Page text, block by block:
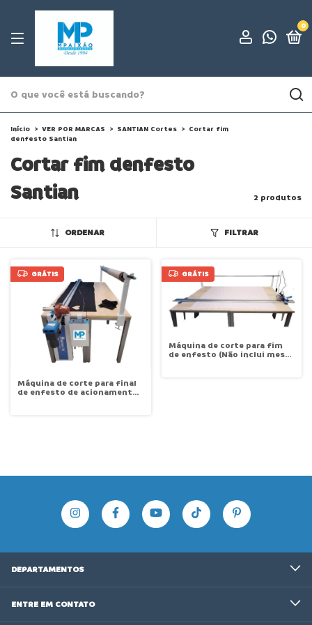
0
Início > VER POR MARCAS > SANTIAN Cortes > Cortar fim
denfesto Santian
Cortar fim denfesto
Santian
2 produtos
ORDENAR FILTRAR
GRÁTIS
Máquina de corte para final
de enfesto de acionamento
GRÁTIS
Máquina de corte para fim
de enfesto (Não inclui mesa)
DEPARTAMENTOS
ENTRE EM CONTATO